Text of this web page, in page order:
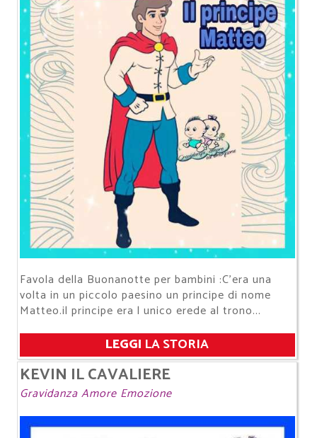
Favola della Buonanotte per bambini :C'era una
volta in un piccolo paesino un principe di nome
Matteo.il principe era l unico erede al trono...
LEGGI LA STORIA
KEVIN IL CAVALIERE
Gravidanza Amore Emozione